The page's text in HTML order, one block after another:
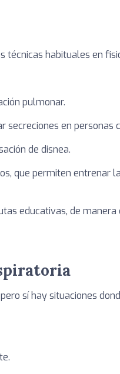
técnicas habituales en
pulmonar.
secreciones en personas
de disnea.
que permiten entrenar
educativas, de
sí hay situaciones